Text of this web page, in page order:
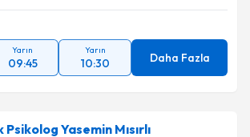
Yarın
09:45
Yarın
10:30 Daha Fazla
Psikolog Yasemin Mısırlı